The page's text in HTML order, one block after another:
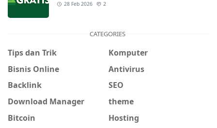
28 Feb 2026 2
CATEGORIES
Tips dan Trik
Komputer
Bisnis Online
Antivirus
Backlink
SEO
Download Manager
theme
Bitcoin
Hosting